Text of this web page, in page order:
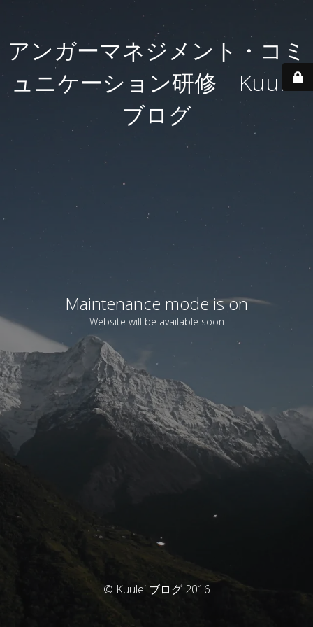
アンガーマネジメント・コミ
ュニケーション研修 Kuulei
ブログ
Maintenance mode is on
Website will be available soon
© Kuulei ブログ 2016